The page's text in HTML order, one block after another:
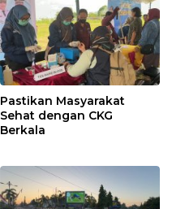
Pastikan Masyarakat
Sehat dengan CKG
Berkala